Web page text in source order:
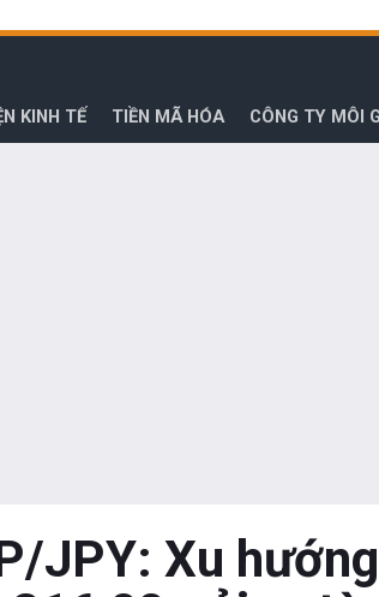
KINH TẾ TIỀN MÃ HÓA CÔNG TY MÔI
JPY: Xu